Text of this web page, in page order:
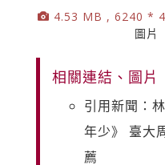
4.53 MB , 6240 *
圖片
相關連結、圖片
引用新聞：
年少》 臺大
薦